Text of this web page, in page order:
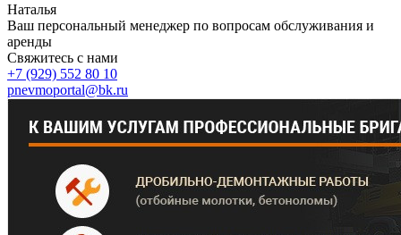
Наталья
Ваш персональный менеджер по вопросам обслуживания и
аренды
Свяжитесь с нами
+7 (929) 552 80 10
pnevmoportal@bk.ru